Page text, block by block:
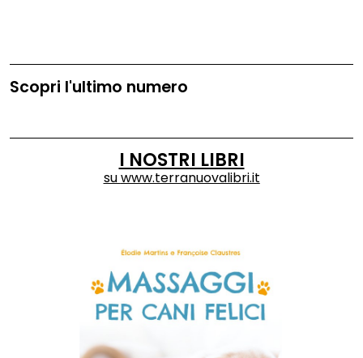
Scopri l'ultimo numero
I NOSTRI LIBRI
suwww.terranuovalibri.it